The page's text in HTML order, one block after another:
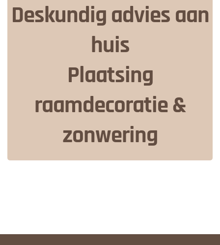
Deskundig advies aan
huis
Plaatsing
raamdecoratie &
zonwering